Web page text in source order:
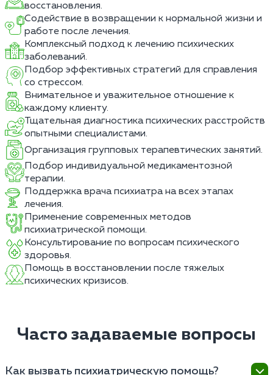
восстановления.
Содействие в возвращении к нормальной жизни и
работе после лечения.
Комплексный подход к лечению психических
заболеваний.
Подбор эффективных стратегий для справления
со стрессом.
Внимательное и уважительное отношение к
каждому клиенту.
Тщательная диагностика психических расстройств
опытными специалистами.
Организация групповых терапевтических занятий.
Подбор индивидуальной медикаментозной
терапии.
Поддержка врача психиатра на всех этапах
лечения.
Применение современных методов
психиатрической помощи.
Консультирование по вопросам психического
здоровья.
Помощь в восстановлении после тяжелых
психических кризисов.
Часто задаваемые вопросы
Как вызвать психиатрическую помощь?